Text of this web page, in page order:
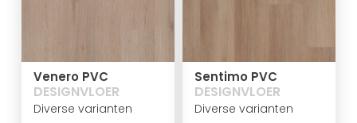
Venero PVC
DESIGNVLOER
Diverse varianten
Sentimo PVC
DESIGNVLOER
Diverse varianten